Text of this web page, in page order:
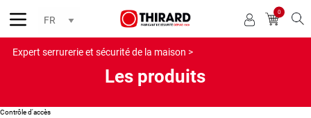
0
Expert serrurerie et sécurité de la maison >
Les produits
Contrôle d'accès